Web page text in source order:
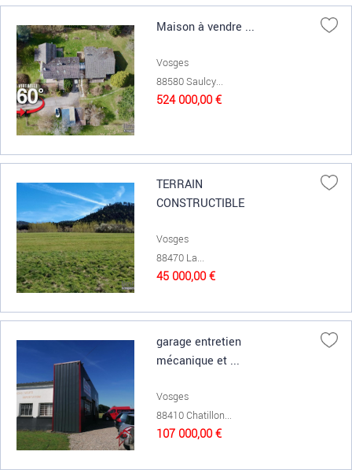
Maison à vendre ...
Vosges
88580 Saulcy...
524 000,00 €
TERRAIN
CONSTRUCTIBLE
Vosges
88470 La...
45 000,00 €
garage entretien
mécanique et ...
Vosges
88410 Chatillon...
107 000,00 €